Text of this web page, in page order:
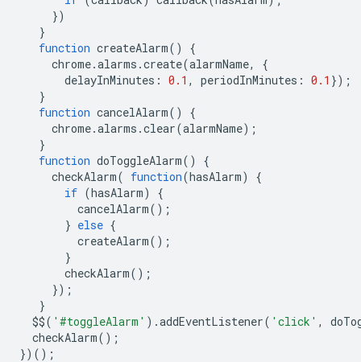
})
}
function createAlarm()
{
chrome.alarms .create(alarmName,
{
delayInMinutes : 0.1 , periodInMinutes : 0.1 });
}
function cancelAlarm()
{
chrome.alarms .clear(alarmName);
}
function doToggleAlarm()
{
checkAlarm( function(hasAlarm)
{
if (hasAlarm)
{
cancelAlarm();
} else {
createAlarm();
}
checkAlarm();
});
}
$$( '#toggleAlarm' ).addEventListener( 'click' ,
checkAlarm();
})();